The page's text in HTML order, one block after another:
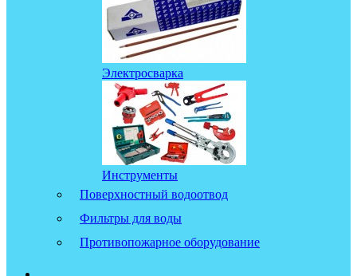
Электросварка
Инструменты
Поверхностный водоотвод
Фильтры для воды
Противопожарное оборудование